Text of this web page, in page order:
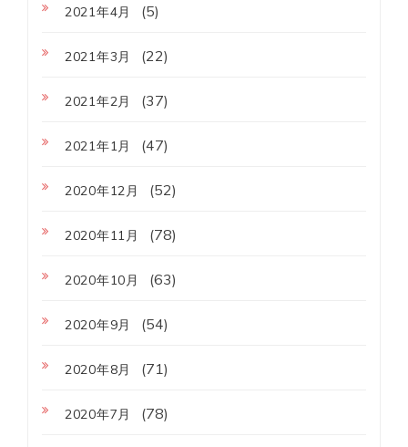
2021年4月 (5)
2021年3月 (22)
2021年2月 (37)
2021年1月 (47)
2020年12月 (52)
2020年11月 (78)
2020年10月 (63)
2020年9月 (54)
2020年8月 (71)
2020年7月 (78)